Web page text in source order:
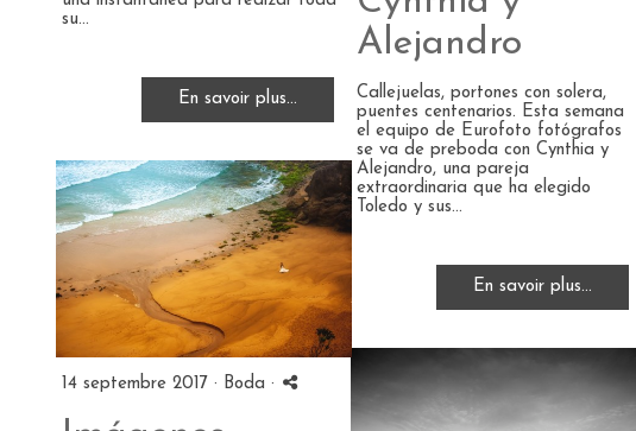
su...
En savoir plus...
Alejandro
Callejuelas, portones con solera,
puentes centenarios. Esta semana
el equipo de Eurofoto fotógrafos
se va de preboda con Cynthia y
Alejandro, una pareja
extraordinaria que ha elegido
Toledo y sus...
En savoir plus...
14 septembre 2017 · Boda ·